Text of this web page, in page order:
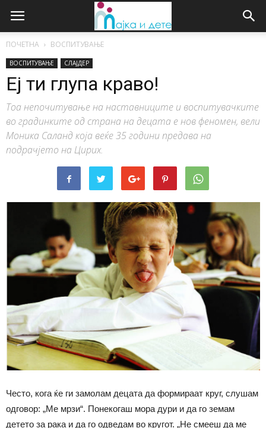
ПОЧЕТНА ВОСПИТУВАЊЕ
ВОСПИТУВАЊЕ СЛАЈДЕР
Еј ти глупа краво!
Тоа непочитување на наставниците и воспитувачките
во градинките од страна на децата е нов феномен, вели
Моника Саланд која веќе 35 години предава на
подрачјето на Цирих.
Често, кога ќе ги замолам децата да формираат круг, слушам
одговор: „Ме мрзи“. Понекогаш мора дури и да го земам
детето за рака и да го одведам во кругот. „Не смееш да ме